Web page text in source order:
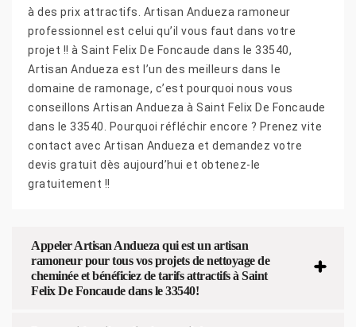
à des prix attractifs. Artisan Andueza ramoneur
professionnel est celui qu’il vous faut dans votre
projet !! à Saint Felix De Foncaude dans le 33540,
Artisan Andueza est l’un des meilleurs dans le
domaine de ramonage, c’est pourquoi nous vous
conseillons Artisan Andueza à Saint Felix De Foncaude
dans le 33540. Pourquoi réfléchir encore ? Prenez vite
contact avec Artisan Andueza et demandez votre
devis gratuit dès aujourd’hui et obtenez-le
gratuitement !!
Appeler Artisan Andueza qui est un artisan
ramoneur pour tous vos projets de nettoyage de
cheminée et bénéficiez de tarifs attractifs à Saint
Felix De Foncaude dans le 33540!